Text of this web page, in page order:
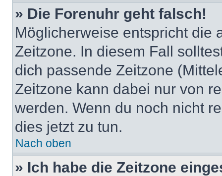
» Die Forenuhr geht falsch!
Möglicherweise entspricht die
Zeitzone. In diesem Fall
dich passende Zeitzone
Zeitzone kann dabei nur von
werden. Wenn du noch nicht
dies jetzt zu tun.
Nach oben
» Ich habe die Zeitzone